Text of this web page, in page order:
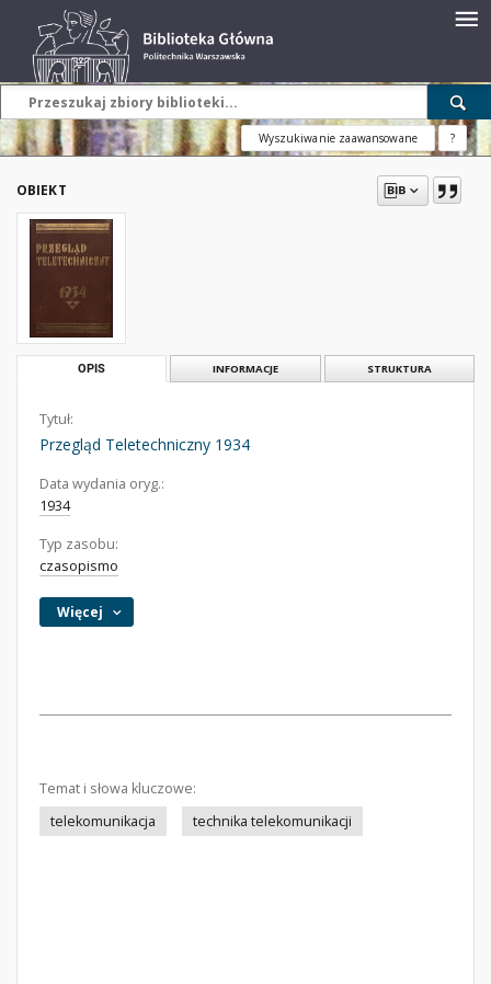
Wyszukiwanie zaawansowane ?
OBIEKT
OPIS INFORMACJE STRUKTURA
Tytuł:
Przegląd Teletechniczny 1934
Data wydania oryg.:
1934
Typ zasobu:
czasopismo
Więcej
Temat i słowa kluczowe:
telekomunikacja
technika telekomunikacji